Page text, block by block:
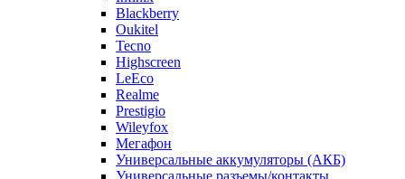
Blackberry
Oukitel
Tecno
Highscreen
LeEco
Realme
Prestigio
Wileyfox
Мегафон
Универсальные аккумуляторы (АКБ)
Универсальные разъемы/контакты